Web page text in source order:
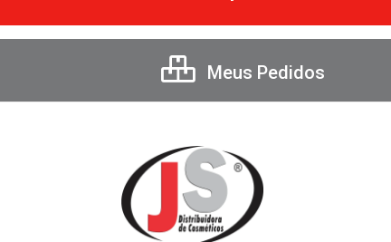
Meus Pedidos